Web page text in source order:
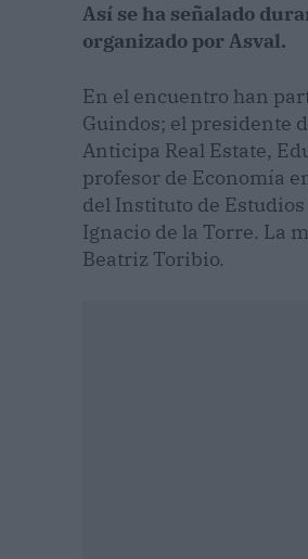
Así se ha señalado
organizado por Asval.
En el encuentro han
Guindos; el presidente
Anticipa Real Estate,
profesor de Economía
del Instituto de
Ignacio de la Torre. La
Beatriz Toribio.